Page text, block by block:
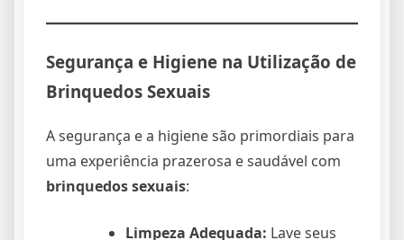
Segurança e Higiene na Utilização de
Brinquedos Sexuais
A segurança e a higiene são primordiais para
uma experiência prazerosa e saudável com
brinquedos sexuais:
Limpeza Adequada: Lave seus